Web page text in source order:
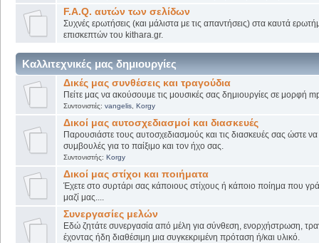
F.A.Q. αυτών των σελίδων
Συχνές ερωτήσεις (και μάλιστα με τις απαντήσεις) στα καυτά
επισκεπτών του kithara.gr.
Καλλιτεχνικές μας δημιουργίες
Δικές μας συνθέσεις και τραγούδια
Πείτε μας να ακούσουμε τις μουσικές σας δημιουργίες σε μορφή
Συντονιστές: vangelis, Korgy
Δικοί μας αυτοσχεδιασμοί και διασκευές
Παρουσιάστε τους αυτοσχεδιασμούς και τις διασκευές σας ώστε να
συμβουλές για το παίξιμο και τον ήχο σας.
Συντονιστής: Korgy
Δικοί μας στίχοι και ποιήματα
Έχετε στο συρτάρι σας κάποιους στίχους ή κάποιο ποίημα που
μαζί μας....
Συνεργασίες μελών
Εδώ ζητάτε συνεργασία από μέλη για σύνθεση, ενορχήστρωση,
έχοντας ήδη διαθέσιμη μια συγκεκριμένη πρόταση ή/και υλικό.